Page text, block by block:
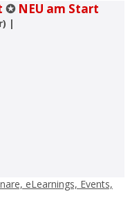
✪ NEU am Start
|